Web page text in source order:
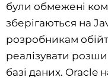
були обмежені
зберігаються на
розробникам
реалізувати
базі даних. Oracle